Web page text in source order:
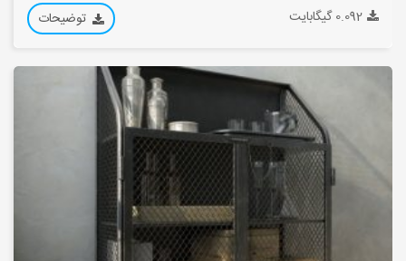
0.092 گیگابایت توضیحات